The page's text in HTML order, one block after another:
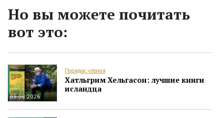
Но вы можете почитать
вот это:
05.08.2026
Порядок чтения
Хатльгрим Хельгасон: лучшие книги
исландца